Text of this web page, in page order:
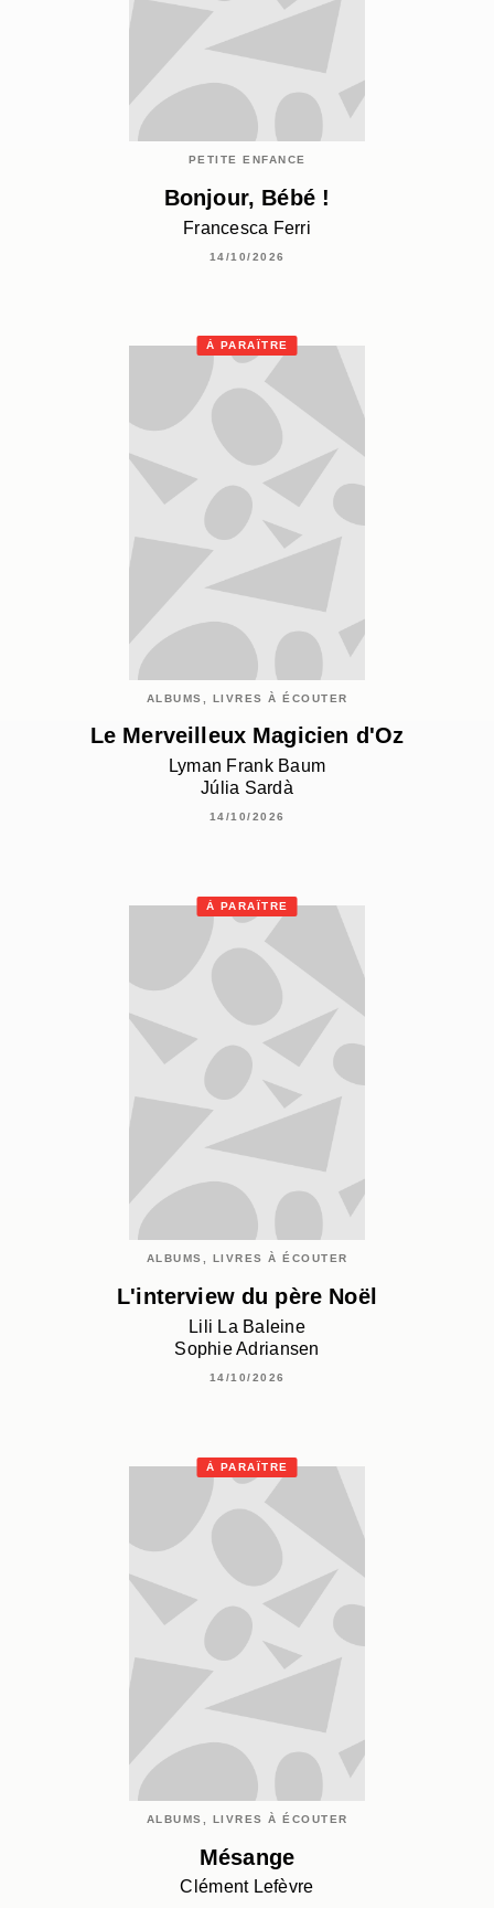
PETITE ENFANCE
Bonjour, Bébé !
Francesca Ferri
14/10/2026
À PARAÎTRE
ALBUMS, LIVRES À ÉCOUTER
Le Merveilleux Magicien d'Oz
Lyman Frank Baum
Júlia Sardà
14/10/2026
À PARAÎTRE
ALBUMS, LIVRES À ÉCOUTER
L'interview du père Noël
Lili La Baleine
Sophie Adriansen
14/10/2026
À PARAÎTRE
ALBUMS, LIVRES À ÉCOUTER
Mésange
Clément Lefèvre